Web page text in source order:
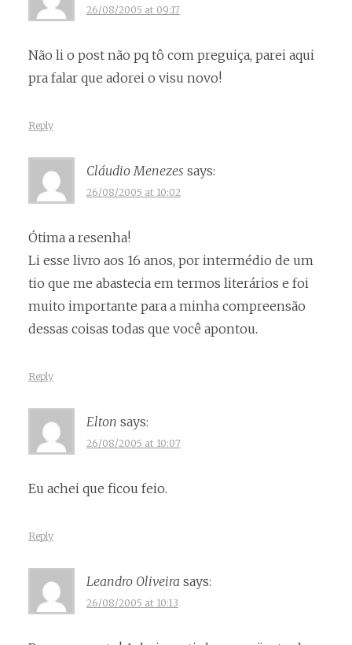
26/08/2005 at 09:17
Não li o post não pq tô com preguiça, parei aqui
pra falar que adorei o visu novo!
Reply
Cláudio Menezes says:
26/08/2005 at 10:02
Ótima a resenha!
Li esse livro aos 16 anos, por intermédio de um
tio que me abastecia em termos literários e foi
muito importante para a minha compreensão
dessas coisas todas que você apontou.
Reply
Elton says:
26/08/2005 at 10:07
Eu achei que ficou feio.
Reply
Leandro Oliveira says:
26/08/2005 at 10:13